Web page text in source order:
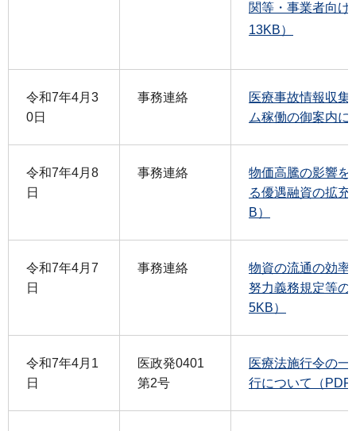
関等・事業者向け
13KB）
令和7年4月3
0日
事務連絡
医療事故情報収集
ム稼働の御案内
令和7年4月8
日
事務連絡
物価高騰の影響を
る優遇融資の拡
B）
令和7年4月7
日
事務連絡
物資の流通の効率
努力義務規定等の
5KB）
令和7年4月1
日
医政発0401
第2号
医療法施行令の一
行について（PDF